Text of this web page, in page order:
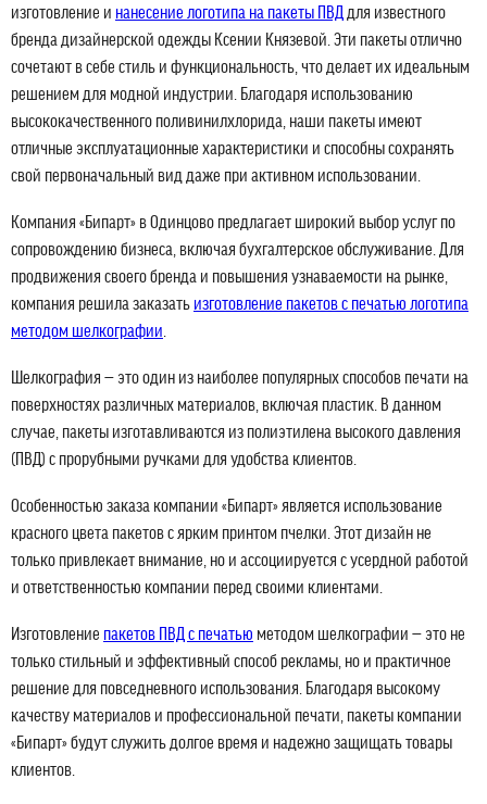
изготовление и нанесение логотипа на пакеты ПВД для известного
бренда дизайнерской одежды Ксении Князевой. Эти пакеты отлично
сочетают в себе стиль и функциональность, что делает их идеальным
решением для модной индустрии. Благодаря использованию
высококачественного поливинилхлорида, наши пакеты имеют
отличные эксплуатационные характеристики и способны сохранять
свой первоначальный вид даже при активном использовании.
Компания «Бипарт» в Одинцово предлагает широкий выбор услуг по
сопровождению бизнеса, включая бухгалтерское обслуживание. Для
продвижения своего бренда и повышения узнаваемости на рынке,
компания решила заказать изготовление пакетов с печатью логотипа
методом шелкографии
Шелкография — это один из наиболее популярных способов печати на
поверхностях различных материалов, включая пластик. В данном
случае, пакеты изготавливаются из полиэтилена высокого давления
(ПВД) с прорубными ручками для удобства клиентов.
Особенностью заказа компании «Бипарт» является использование
красного цвета пакетов с ярким принтом пчелки. Этот дизайн не
только привлекает внимание, но и ассоциируется с усердной работой
и ответственностью компании перед своими клиентами.
Изготовление пакетов ПВД с печатью методом шелкографии — это не
только стильный и эффективный способ рекламы, но и практичное
решение для повседневного использования. Благодаря высокому
качеству материалов и профессиональной печати, пакеты компании
«Бипарт» будут служить долгое время и надежно защищать товары
клиентов.